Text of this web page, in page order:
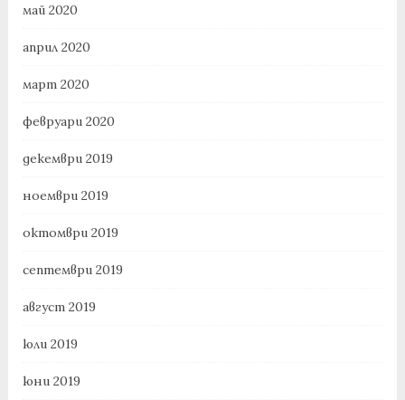
май 2020
април 2020
март 2020
февруари 2020
декември 2019
ноември 2019
октомври 2019
септември 2019
август 2019
юли 2019
юни 2019